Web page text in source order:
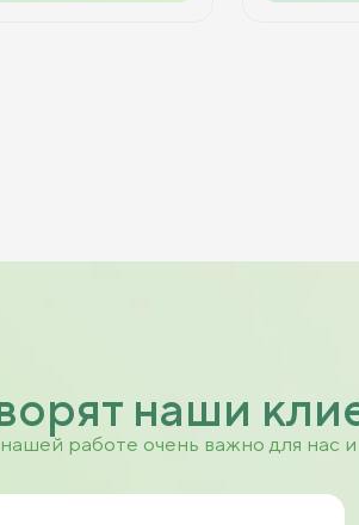
наши
работе очень важно для нас